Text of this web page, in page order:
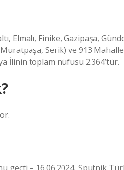
Elmalı, Finike, Gazipaşa,
Serik) ve 913
İlinin toplam nüfusu 2.364’tür.
geçti – 16.06.2024, Sputnik